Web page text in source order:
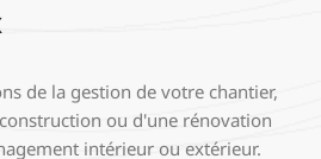
de la gestion de votre chantier,
ou d'une rénovation
intérieur ou extérieur.